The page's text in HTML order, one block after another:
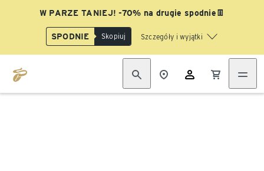
W PARZE TANIEJ! -70% na drugie spodnie👖
SPODNIE Skopiuj Szczegóły i wyjątki